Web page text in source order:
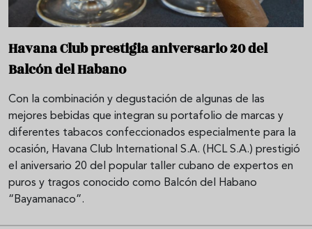
Havana Club prestigia aniversario 20 del
Balcón del Habano
Con la combinación y degustación de algunas de las
mejores bebidas que integran su portafolio de marcas y
diferentes tabacos confeccionados especialmente para la
ocasión, Havana Club International S.A. (HCL S.A.) prestigió
el aniversario 20 del popular taller cubano de expertos en
puros y tragos conocido como Balcón del Habano
“Bayamanaco”.